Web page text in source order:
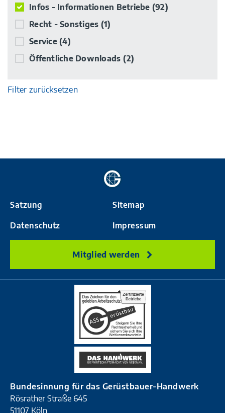
Infos - Informationen Betriebe (92)
Recht - Sonstiges (1)
Service (4)
Öffentliche Downloads (2)
Filter zurücksetzen
Zur
Startseite
Satzung Sitemap
Datenschutz Impressum
Mitglied werden
Bundesinnung für das Gerüstbauer-Handwerk
Rösrather Straße 645
51107 Köln